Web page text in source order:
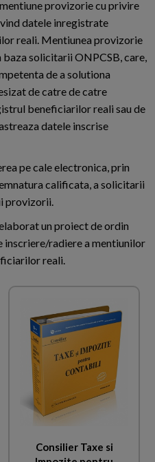
provizorie cu privire
datele inregistrate
reali. Mentiunea provizorie
baza solicitarii ONPCSB, care,
de a solutiona
de catre de catre
beneficiarilor reali sau de
datele inscrise
pe cale electronica, prin
calificata, a solicitarii
provizorii.
un proiect de ordin
radiere a mentiunilor
reali.
Consilier Taxe si